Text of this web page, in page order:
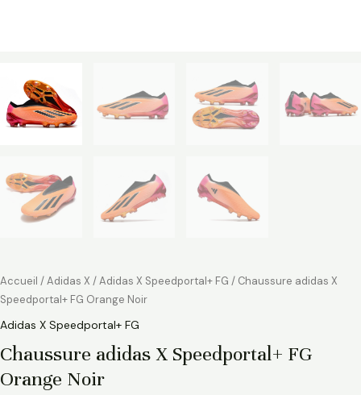
Accueil /Adidas X /Adidas X Speedportal+ FG / Chaussure adidas X
Speedportal+ FG Orange Noir
Adidas X Speedportal+ FG
Chaussure adidas X Speedportal+ FG
Orange Noir